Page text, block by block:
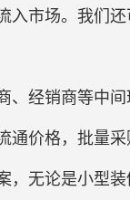
入市场。我们
、经销商等中
通价格，批量
，无论是小型